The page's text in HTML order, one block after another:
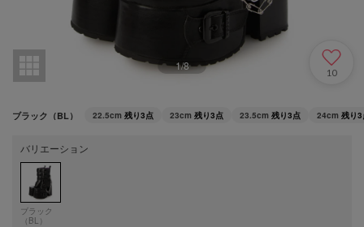
1/8
10
ブラック（BL） 22.5cm 残り3点 23cm 残り3点 23.5cm 残り3点 24cm 残り3
バリエーション
ブラック
（BL）